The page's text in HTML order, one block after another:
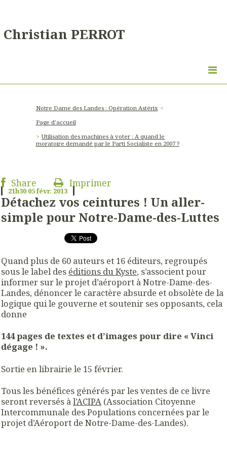
Christian PERROT
Notre Dame des Landes : Opération Astérix
Page d'accueil
Utilisation des machines à voter : A quand le
moratoire demandé par le Parti Socialiste en 2007 ?
Share Imprimer
21h30 05févr. 2013
Détachez vos ceintures ! Un aller-
simple pour Notre-Dame-des-Luttes
Quand plus de 60 auteurs et 16 éditeurs, regroupés
sous le label des éditions du Kyste, s’associent pour
informer sur le projet d’aéroport à Notre-Dame-des-
Landes, dénoncer le caractère absurde et obsolète de la
logique qui le gouverne et soutenir ses opposants, cela
donne
144 pages de textes et d’images pour dire « Vinci
dégage ! ».
Sortie en librairie le 15 février.
Tous les bénéfices générés par les ventes de ce livre
seront reversés àl’ACIPA (Association Citoyenne
Intercommunale des Populations concernées par le
projet d’Aéroport de Notre-Dame-des-Landes).